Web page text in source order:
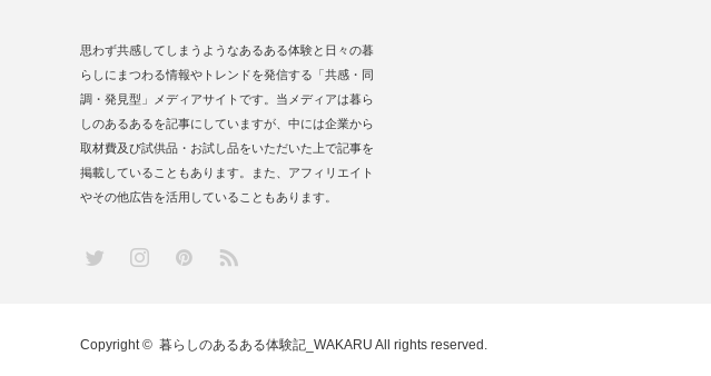
思わず共感してしまうようなあるある体験と日々の暮
らしにまつわる情報やトレンドを発信する「共感・同
調・発見型」メディアサイトです。当メディアは暮ら
しのあるあるを記事にしていますが、中には企業から
取材費及び試供品・お試し品をいただいた上で記事を
掲載していることもあります。また、アフィリエイト
やその他広告を活用していることもあります。
Twitter InstagramPinterest
RSS
Copyright © 暮らしのあるある体験記_WAKARU All rights reserved.